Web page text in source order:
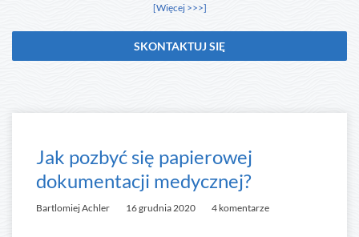
[Więcej >>>]
SKONTAKTUJ SIĘ
Jak pozbyć się papierowej
dokumentacji medycznej?
Bartlomiej Achler 16 grudnia 2020 4 komentarze